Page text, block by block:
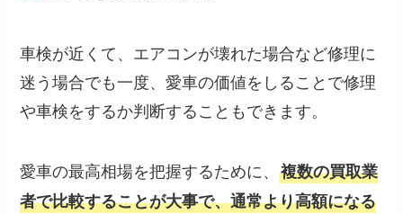
車検が近くて、エアコンが壊れた場合など修理に
迷う場合でも一度、愛車の価値をしることで修理
や車検をするか判断することもできます。
愛車の最高相場を把握するために、複数の買取業
者で比較することが大事で、通常より高額になる